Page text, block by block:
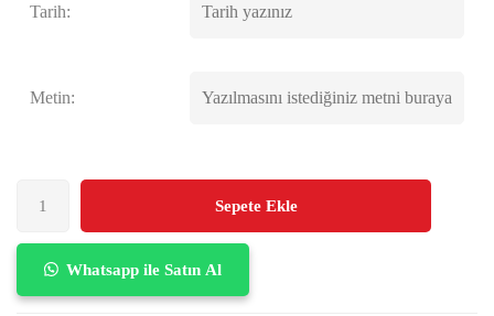
Tarih:
Metin:
Sepete Ekle
Whatsapp ile Satın Al